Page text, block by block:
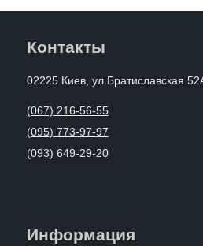
Контакты
02225 Киев, ул.Братиславская
(067) 216-56-55
(095) 773-97-97
(093) 649-29-20
Информация